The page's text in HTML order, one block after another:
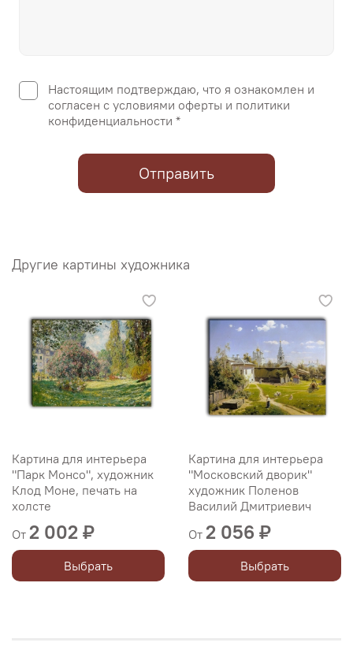
Настоящим подтверждаю, что я ознакомлен и
согласен с условиями оферты и политики
конфиденциальности *
Отправить
Другие картины художника
Картина для интерьера
"Парк Монсо", художник
Клод Моне, печать на
холсте
От 2 002 ₽
Выбрать
Картина для интерьера
"Московский дворик"
художник Поленов
Василий Дмитриевич
От 2 056 ₽
Выбрать